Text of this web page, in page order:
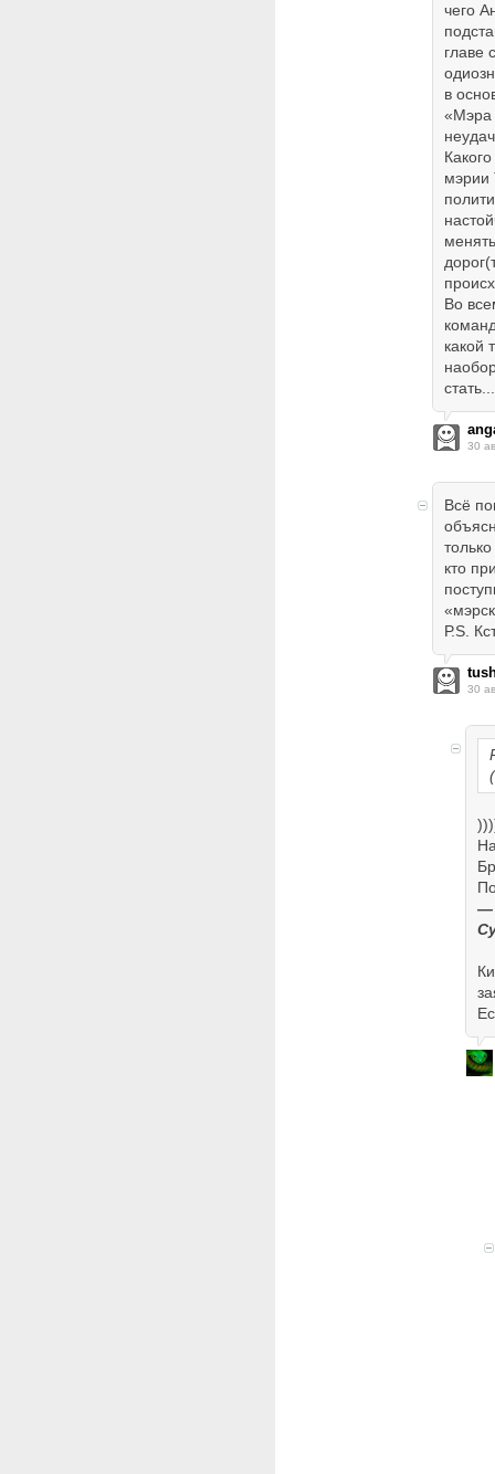
чего
главе
в
«Мэра
мэрии
Во
какой
30
Всё
кто
Р.S.
30
—